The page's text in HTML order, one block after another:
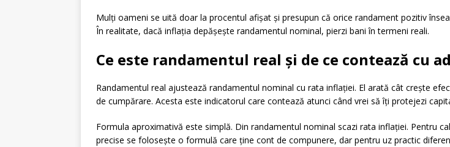
Mulți oameni se uită doar la procentul afișat și presupun că orice randament pozitiv
În realitate, dacă inflația depășește randamentul nominal, pierzi bani în termeni reali.
Ce este randamentul real și de ce contează cu
Randamentul real ajustează randamentul nominal cu rata inflației. El arată cât crește
de cumpărare. Acesta este indicatorul care contează atunci când vrei să îți protejezi
Formula aproximativă este simplă. Din randamentul nominal scazi rata inflației. Pentru
precise se folosește o formulă care ține cont de compunere, dar pentru uz practic